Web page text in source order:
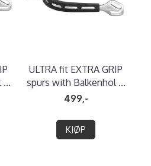
...
ULTRA fit EXTRA GRIP
spurs with Balkenhol ...
499,-
KJØP